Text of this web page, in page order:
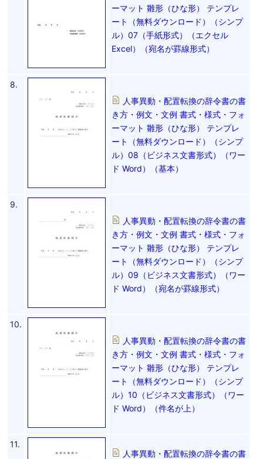
ーマット 雛形（ひな形） テンプレ
ート（無料ダウンロード）（シンプ
ル）07（手紙形式）（エクセル
Excel）（宛名が罫線形式）
8.
人事異動・配置転換の辞令書の書
き方・例文・文例 書式・様式・フォ
ーマット 雛形（ひな形） テンプレ
ート（無料ダウンロード）（シンプ
ル）08（ビジネス文書形式）（ワー
ド Word）（基本）
9.
人事異動・配置転換の辞令書の書
き方・例文・文例 書式・様式・フォ
ーマット 雛形（ひな形） テンプレ
ート（無料ダウンロード）（シンプ
ル）09（ビジネス文書形式）（ワー
ド Word）（宛名が罫線形式）
10.
人事異動・配置転換の辞令書の書
き方・例文・文例 書式・様式・フォ
ーマット 雛形（ひな形） テンプレ
ート（無料ダウンロード）（シンプ
ル）10（ビジネス文書形式）（ワー
ド Word）（件名が上）
11.
人事異動・配置転換の辞令書の書